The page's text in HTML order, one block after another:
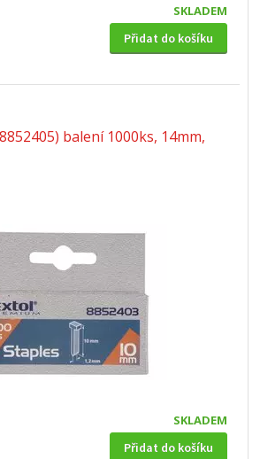
SKLADEM
Přidat do košíku
balení 1000ks, 14mm,
SKLADEM
Přidat do košíku